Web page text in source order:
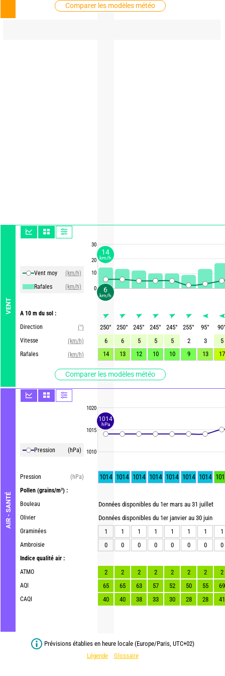
Comparer les modèles météo
VENT
Vent moy
(km/h)
Rafales
(km/h)
A 10 m du sol :
Direction
(°)
Vitesse
(km/h)
Rafales
(km/h)
Comparer les modèles météo
AIR - SANTÉ
Pression (hPa)
Pression
(hPa)
Pollen (grains/m³) :
Bouleau
Olivier
Graminées
Ambroisie
Indice qualité air :
ATMO
AQI
CAQI
30
20
10
0
1020
1015
1010
250° 250° 245° 245° 245° 255° 95° 90
6
6 5 5 5 2 3
5
14
13 12 10 10 9 13 17
1014 1014 1014 1014 1014 1014 1014
Données disponibles du 1er mars au 31 juillet
Données disponibles du 1er janvier au 30 juin
1
1 1 1 1 1 1
1
0
0 0 0 0 0 0 0
2 2 2 2 2 2 2
2
65
65 63 57 52 50 55
69
40
40 38 33 30 28 28 41
Prévisions établies en heure locale (Europe/Paris, UTC+02)
Légende
Glossaire
6
km/h
14
km/h
1014
hPa